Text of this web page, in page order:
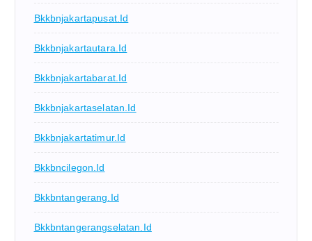
Bkkbnjakartapusat.id
Bkkbnjakartautara.id
Bkkbnjakartabarat.id
Bkkbnjakartaselatan.id
Bkkbnjakartatimur.id
Bkkbncilegon.id
Bkkbntangerang.id
Bkkbntangerangselatan.id